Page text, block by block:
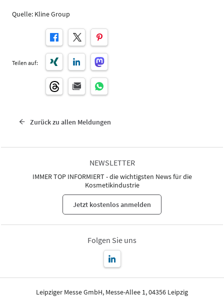
Quelle: Kline Group
Teilen auf:
Zurück zu allen Meldungen
NEWSLETTER
IMMER TOP INFORMIERT - die wichtigsten News für die
Kosmetikindustrie
Jetzt kostenlos anmelden
Folgen Sie uns
Leipziger Messe GmbH, Messe-Allee 1, 04356 Leipzig